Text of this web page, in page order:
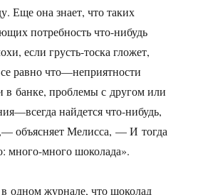
Еще она знает, что таких
потребность что-нибудь
если грусть-тоска гложет,
равно что—неприятности
в банке, проблемы с другом или
найдется что-нибудь,
объясняет Мелисса, — И тогда
много-много шоколада».
одном журнале, что шоколад